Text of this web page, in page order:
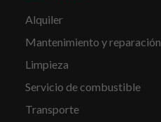
Alquiler
Mantenimiento y reparación
Limpieza
Servicio de combustible
Transporte